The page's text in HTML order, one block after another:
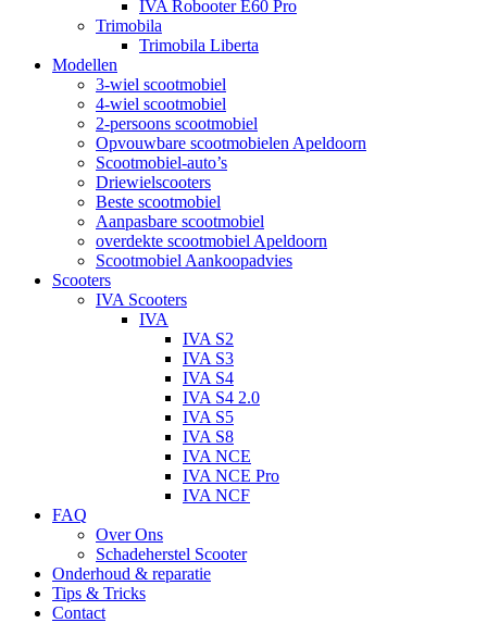
IVA Robooter E60 Pro
Trimobila
Trimobila Liberta
Modellen
3-wiel scootmobiel
4-wiel scootmobiel
2-persoons scootmobiel
Opvouwbare scootmobielen Apeldoorn
Scootmobiel-auto’s
Driewielscooters
Beste scootmobiel
Aanpasbare scootmobiel
overdekte scootmobiel Apeldoorn
Scootmobiel Aankoopadvies
Scooters
IVA Scooters
IVA
IVA S2
IVA S3
IVA S4
IVA S4 2.0
IVA S5
IVA S8
IVA NCE
IVA NCE Pro
IVA NCF
FAQ
Over Ons
Schadeherstel Scooter
Onderhoud & reparatie
Tips & Tricks
Contact